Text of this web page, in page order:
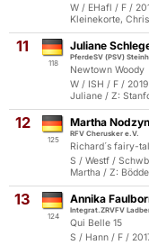
W / EHafl / F /
Kleinekorte,
11
118
Juliane
PferdeSV (PSV)
Newtown Woody
W / ISH / F /
Juliane / Z:
12
125
Martha
RFV Cherusker e.V.
Richard´s fairy-
S / Westf /
Martha / Z:
13
124
Annika
Integrat.ZRVFV
Qui Belle 15
S / Hann / F /